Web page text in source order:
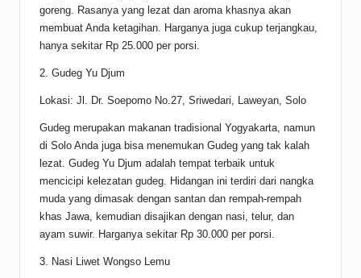
goreng. Rasanya yang lezat dan aroma khasnya akan
membuat Anda ketagihan. Harganya juga cukup terjangkau,
hanya sekitar Rp 25.000 per porsi.
2. Gudeg Yu Djum
Lokasi: Jl. Dr. Soepomo No.27, Sriwedari, Laweyan, Solo
Gudeg merupakan makanan tradisional Yogyakarta, namun
di Solo Anda juga bisa menemukan Gudeg yang tak kalah
lezat. Gudeg Yu Djum adalah tempat terbaik untuk
mencicipi kelezatan gudeg. Hidangan ini terdiri dari nangka
muda yang dimasak dengan santan dan rempah-rempah
khas Jawa, kemudian disajikan dengan nasi, telur, dan
ayam suwir. Harganya sekitar Rp 30.000 per porsi.
3. Nasi Liwet Wongso Lemu